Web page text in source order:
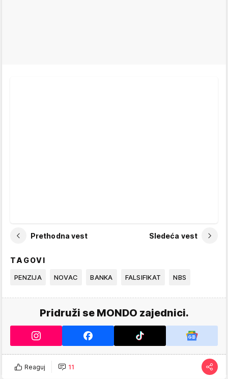
Prethodna vest Sledeća vest
TAGOVI
PENZIJA NOVAC BANKA FALSIFIKAT NBS
Pridruži se MONDO zajednici.
Reaguj 11